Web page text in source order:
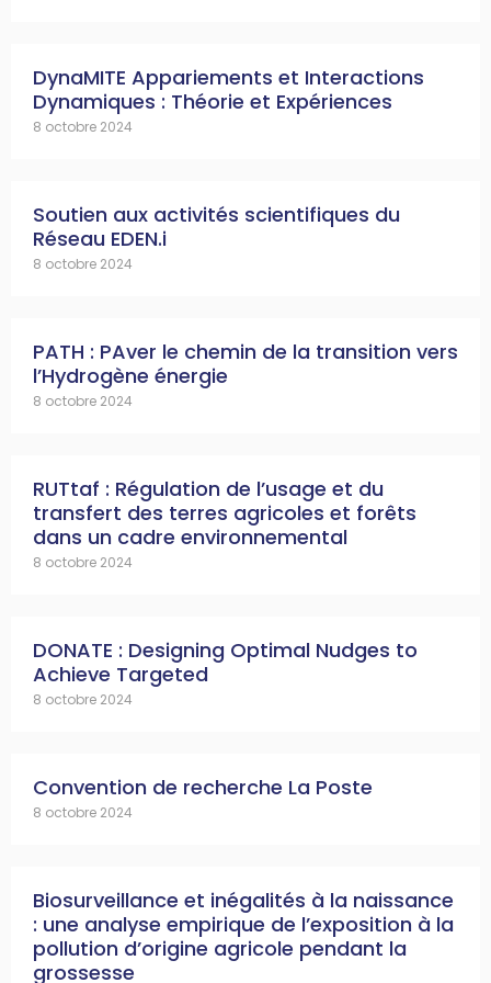
DynaMITE Appariements et Interactions
Dynamiques : Théorie et Expériences
8 octobre 2024
Soutien aux activités scientifiques du
Réseau EDEN.i
8 octobre 2024
PATH : PAver le chemin de la transition vers
l’Hydrogène énergie
8 octobre 2024
RUTtaf : Régulation de l’usage et du
transfert des terres agricoles et forêts
dans un cadre environnemental
8 octobre 2024
DONATE : Designing Optimal Nudges to
Achieve Targeted
8 octobre 2024
Convention de recherche La Poste
8 octobre 2024
Biosurveillance et inégalités à la naissance
: une analyse empirique de l’exposition à la
pollution d’origine agricole pendant la
grossesse